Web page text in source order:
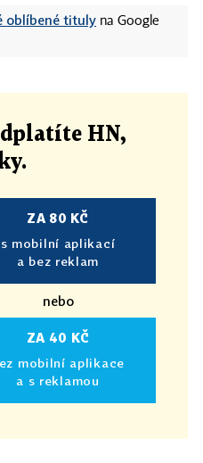
oblíbené tituly na Google
HN,
.
ZA 80 KČ
s mobilní aplikací
a bez reklam
nebo
ZA 40 KČ
mobilní aplikace
a s reklamou